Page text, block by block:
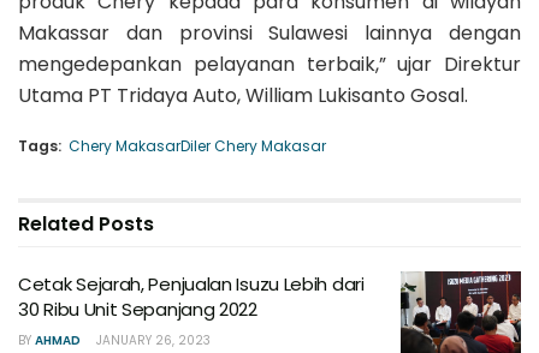
Makassar dan provinsi Sulawesi lainnya dengan
mengedepankan pelayanan terbaik,” ujar Direktur
Utama PT Tridaya Auto, William Lukisanto Gosal.
Tags: Chery MakasarDiler Chery Makasar
Related Posts
Cetak Sejarah, Penjualan Isuzu Lebih dari
30 Ribu Unit Sepanjang 2022
BY AHMAD JANUARY 26, 2023